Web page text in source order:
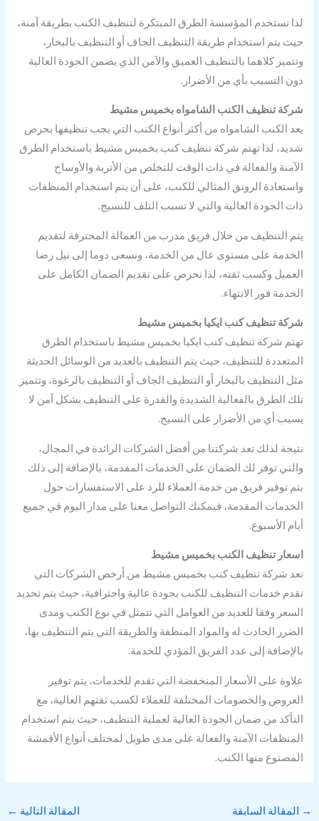
لذا تستخدم المؤسسة الطرق المبتكرة لتنظيف الكنب بطريقة آمنة،
حيث يتم استخدام طريقة التنظيف الجاف أو التنظيف بالبخار،
وتتميز كلاهما بالتنظيف العميق والآمن الذي يضمن الجودة العالية
دون التسبب بأي من الأضرار.
شركة تنظيف الكنب الشامواه بخميس مشيط
يعد الكنب الشامواه من أكثر أنواع الكنب التي يجب تنظيفها بحرص
شديد، لذا تهتم شركة تنظيف كنب بخميس مشيط باستخدام الطرق
الآمنة والفعالة في ذات الوقت للتخلص من الأتربة والأوساخ
واستعادة الرونق المثالي للكنب، على أن يتم استخدام المنظفات
ذات الجودة العالية والتي لا تسبب التلف للنسيج.
يتم التنظيف من خلال فريق مدرب من العمالة المحترفة لتقديم
الخدمة على مستوى عال من الخدمة، ونسعى دوما إلى نيل رضا
العميل وكسب ثقته، لذا نحرص على تقديم الضمان الكامل على
الخدمة فور الانتهاء.
شركة تنظيف كنب ايكيا بخميس مشيط
تهتم شركة تنظيف كنب ايكيا بخميس مشيط باستخدام الطرق
المتعددة للتنظيف، حيث يتم التنظيف بالعديد من الوسائل الحديثة
مثل التنظيف بالبخار أو التنظيف الجاف أو التنظيف بالرغوة، وتتميز
تلك الطرق بالفعالية الشديدة والقدرة على التنظيف بشكل آمن لا
يسبب أي من الأضرار على النسيج.
نتيجة لذلك تعد شركتنا من أفضل الشركات الرائدة في المجال،
والتي توفر لك الضمان على الخدمات المقدمة، بالإضافة إلى ذلك
يتم توفير فريق من خدمة العملاء للرد على الاستفسارات حول
الخدمات المقدمة، فيمكنك التواصل معنا على مدار اليوم في جميع
أيام الأسبوع.
اسعار تنظيف الكنب بخميس مشيط
تعد شركة تنظيف كنب بخميس مشيط من أرخص الشركات التي
تقدم خدمات التنظيف للكنب بجودة عالية واحترافية، حيث يتم تحديد
السعر وفقا للعديد من العوامل التي تتمثل في نوع الكنب ومدى
الضرر الحادث له والمواد المنظفة والطريقة التي يتم التنظيف بها،
بالإضافة إلى عدد الفريق المؤدي للخدمة.
علاوة على الأسعار المنخفضة التي تقدم للخدمات، يتم توفير
العروض والخصومات المختلفة للعملاء لكسب ثقتهم العالية، مع
التأكد من ضمان الجودة العالية لعملية التنظيف، حيث يتم استخدام
المنظفات الآمنة والفعالة على مدى طويل لمختلف أنواع الأقمشة
المصنوع منها الكنب.
→ المقالة السابقة المقالة التالية ←